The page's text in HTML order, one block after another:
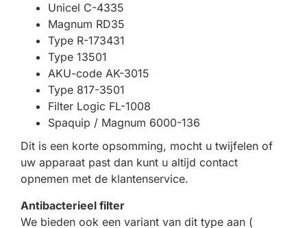
Unicel C-4335
Magnum RD35
Type R-173431
Type 13501
AKU-code AK-3015
Type 817-3501
Filter Logic FL-1008
Spaquip / Magnum 6000-136
Dit is een korte opsomming, mocht u twijfelen of
uw apparaat past dan kunt u altijd contact
opnemen met de klantenservice.
Antibacterieel filter
We bieden ook een variant van dit type aan (